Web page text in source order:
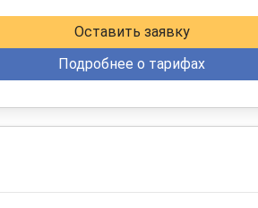
Оставить заявку
Подробнее о тарифах